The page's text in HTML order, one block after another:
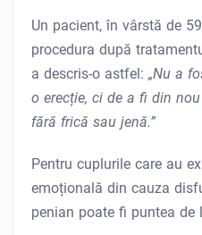
Un pacient, în vârstă de
procedura după
a descris-o astfel: „Nu a
o erecție, ci de a fi din
fără frică sau jenă.”
Pentru cuplurile care au
emoțională din cauza
penian poate fi puntea de